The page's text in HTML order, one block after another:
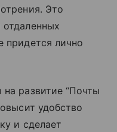
Это
придется лично
развитие “Почты
удобство
и сделает